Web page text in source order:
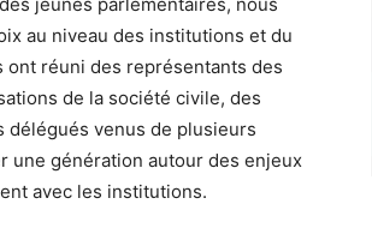
au niveau des institutions et du
ont réuni des représentants des
de la société civile, des
venus de plusieurs
une génération autour des enjeux
avec les institutions.